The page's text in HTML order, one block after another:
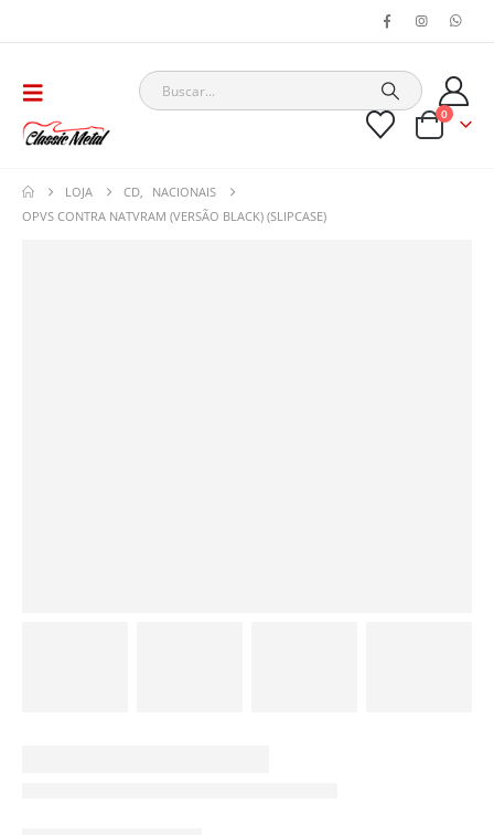
0
LOJA CD
NACIONAIS
OPVS CONTRA NATVRAM (VERSÃO BLACK) (SLIPCASE)